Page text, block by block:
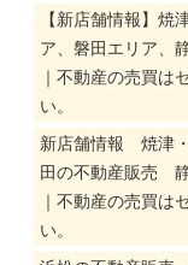
【新店舗情報】
ア、磐田エリア、
｜不動産の売買は
い。
新店舗情報 焼津
田の不動産販売
｜不動産の売買は
い。